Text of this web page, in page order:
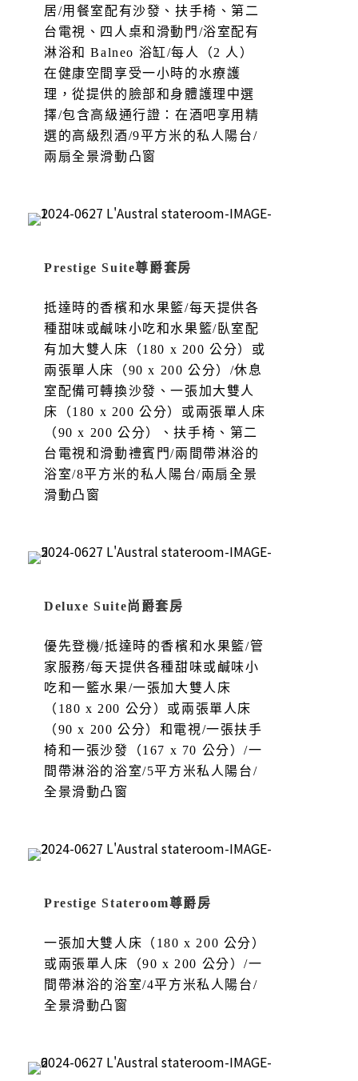
居/用餐室配有沙發、扶手椅、第二
台電視、四人桌和滑動門/浴室配有
淋浴和 Balneo 浴缸/每人（2 人）
在健康空間享受一小時的水療護
理，從提供的臉部和身體護理中選
擇/包含高級通行證：在酒吧享用精
選的高級烈酒/9平方米的私人陽台/
兩扇全景滑動凸窗
Prestige Suite尊爵套房
抵達時的香檳和水果籃/每天提供各
種甜味或鹹味小吃和水果籃/臥室配
有加大雙人床（180 x 200 公分）或
兩張單人床（90 x 200 公分）/休息
室配備可轉換沙發、一張加大雙人
床（180 x 200 公分）或兩張單人床
（90 x 200 公分）、扶手椅、第二
台電視和滑動禮賓門/兩間帶淋浴的
浴室/8平方米的私人陽台/兩扇全景
滑動凸窗
Deluxe Suite尚爵套房
優先登機/抵達時的香檳和水果籃/管
家服務/每天提供各種甜味或鹹味小
吃和一籃水果/一張加大雙人床
（180 x 200 公分）或兩張單人床
（90 x 200 公分）和電視/一張扶手
椅和一張沙發（167 x 70 公分）/一
間帶淋浴的浴室/5平方米私人陽台/
全景滑動凸窗
Prestige Stateroom尊爵房
一張加大雙人床（180 x 200 公分）
或兩張單人床（90 x 200 公分）/一
間帶淋浴的浴室/4平方米私人陽台/
全景滑動凸窗